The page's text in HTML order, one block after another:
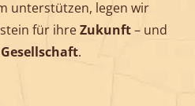
unterstützen, legen wir
für ihreZukunft– und
Gesellschaft.